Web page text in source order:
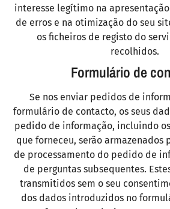
interesse legítimo na
de erros e na otimização do seu
os ficheiros de registo do
recolhidos.
Formulário de
Se nos enviar pedidos de
formulário de contacto, os seus
pedido de informação, incluindo
que forneceu, serão armazenados
de processamento do pedido de
de perguntas subsequentes.
transmitidos sem o seu
dos dados introduzidos no